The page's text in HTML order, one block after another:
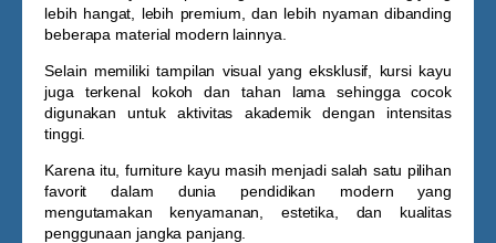
lebih hangat, lebih premium, dan lebih nyaman dibanding
beberapa material modern lainnya.
Selain memiliki tampilan visual yang eksklusif, kursi kayu
juga terkenal kokoh dan tahan lama sehingga cocok
digunakan untuk aktivitas akademik dengan intensitas
tinggi.
Karena itu, furniture kayu masih menjadi salah satu pilihan
favorit dalam dunia pendidikan modern yang
mengutamakan kenyamanan, estetika, dan kualitas
penggunaan jangka panjang.